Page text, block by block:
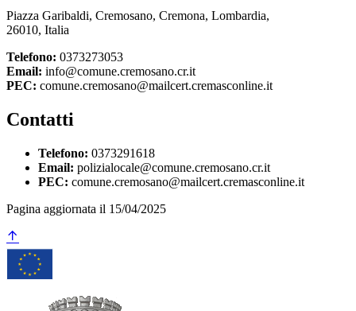
Piazza Garibaldi, Cremosano, Cremona, Lombardia,
26010, Italia
Telefono: 0373273053
Email: info@comune.cremosano.cr.it
PEC: comune.cremosano@mailcert.cremasconline.it
Contatti
Telefono: 0373291618
Email: polizialocale@comune.cremosano.cr.it
PEC: comune.cremosano@mailcert.cremasconline.it
Pagina aggiornata il 15/04/2025